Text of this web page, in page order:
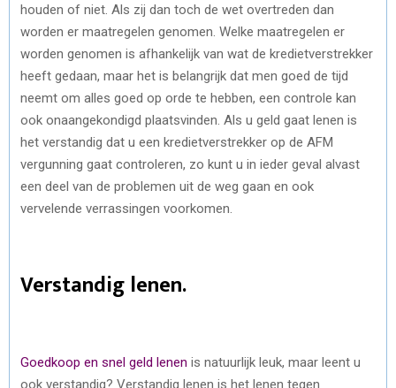
houden of niet. Als zij dan toch de wet overtreden dan
worden er maatregelen genomen. Welke maatregelen er
worden genomen is afhankelijk van wat de kredietverstrekker
heeft gedaan, maar het is belangrijk dat men goed de tijd
neemt om alles goed op orde te hebben, een controle kan
ook onaangekondigd plaatsvinden. Als u geld gaat lenen is
het verstandig dat u een kredietverstrekker op de AFM
vergunning gaat controleren, zo kunt u in ieder geval alvast
een deel van de problemen uit de weg gaan en ook
vervelende verrassingen voorkomen.
Verstandig lenen.
Goedkoop en snel geld lenen is natuurlijk leuk, maar leent u
ook verstandig? Verstandig lenen is het lenen tegen